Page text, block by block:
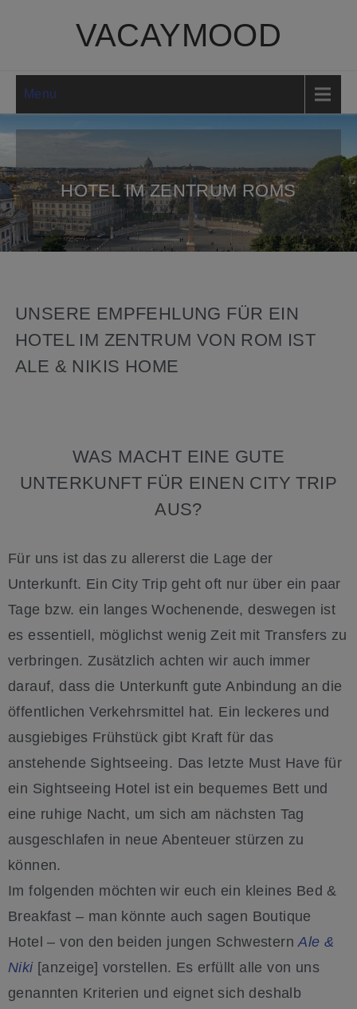
VACAYMOOD
Menu
HOTEL IM ZENTRUM ROMS
UNSERE EMPFEHLUNG FÜR EIN
HOTEL IM ZENTRUM VON ROM IST
ALE & NIKIS HOME
WAS MACHT EINE GUTE
UNTERKUNFT FÜR EINEN CITY TRIP
AUS?
Für uns ist das zu allererst die Lage der
Unterkunft. Ein City Trip geht oft nur über ein paar
Tage bzw. ein langes Wochenende, deswegen ist
es essentiell, möglichst wenig Zeit mit Transfers zu
verbringen. Zusätzlich achten wir auch immer
darauf, dass die Unterkunft gute Anbindung an die
öffentlichen Verkehrsmittel hat. Ein leckeres und
ausgiebiges Frühstück gibt Kraft für das
anstehende Sightseeing. Das letzte Must Have für
ein Sightseeing Hotel ist ein bequemes Bett und
eine ruhige Nacht, um sich am nächsten Tag
ausgeschlafen in neue Abenteuer stürzen zu
können.
Im folgenden möchten wir euch ein kleines Bed &
Breakfast – man könnte auch sagen Boutique
Hotel – von den beiden jungen SchwesternAle &
Niki[anzeige] vorstellen. Es erfüllt alle von uns
genannten Kriterien und eignet sich deshalb